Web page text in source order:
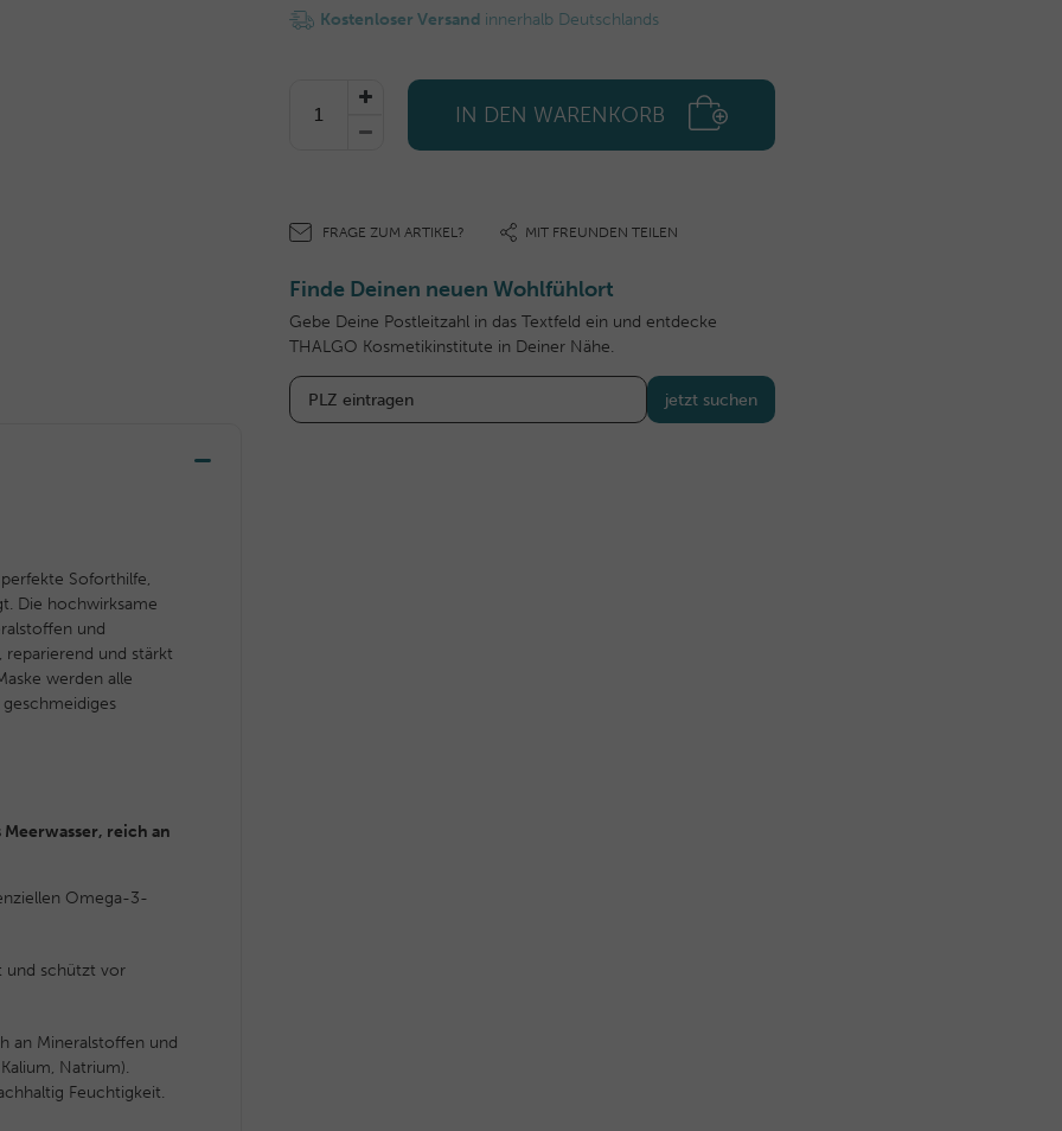
Kostenloser Versand innerhalb Deutschlands
IN DEN WARENKORB
FRAGE ZUM ARTIKEL? MIT FREUNDEN TEILEN
Finde Deinen neuen Wohlfühlort
Gebe Deine Postleitzahl in das Textfeld ein und entdecke
THALGO Kosmetikinstitute in Deiner Nähe.
jetzt suchen
Soforthilfe,
Die hochwirksame
und
und stärkt
werden alle
reich an
Omega-3-
und schützt vor
an Mineralstoffen und
Natrium).
Feuchtigkeit.